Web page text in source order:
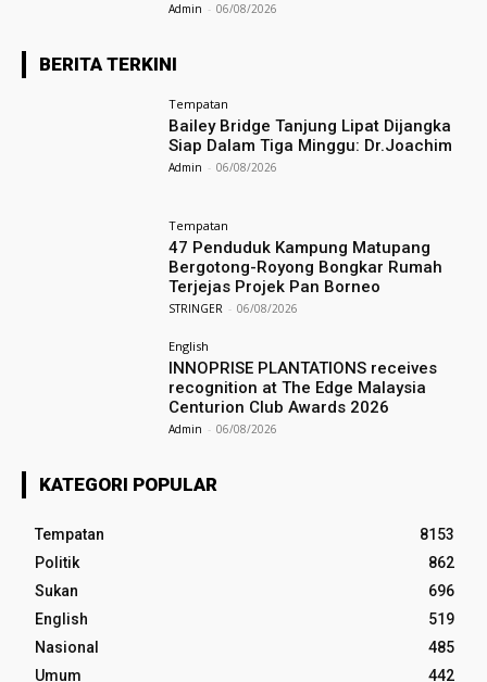
Admin - 06/08/2026
BERITA TERKINI
Tempatan
Bailey Bridge Tanjung Lipat Dijangka
Siap Dalam Tiga Minggu: Dr.Joachim
Admin - 06/08/2026
Tempatan
47 Penduduk Kampung Matupang
Bergotong-Royong Bongkar Rumah
Terjejas Projek Pan Borneo
STRINGER - 06/08/2026
English
INNOPRISE PLANTATIONS receives
recognition at The Edge Malaysia
Centurion Club Awards 2026
Admin - 06/08/2026
KATEGORI POPULAR
Tempatan
8153
Politik
862
Sukan
696
English
519
Nasional
485
Umum
442